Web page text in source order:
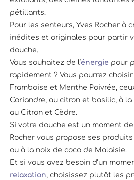
pétillants.
Pour les senteurs, Yves Rocher à
inédites et originales pour partir
douche.
Vous souhaitez de l’énergie pour
rapidement ? Vous pourrez
Framboise et Menthe Poivrée,
Coriandre, au citron et basilic, à
au Citron et Cèdre.
Si votre douche est un moment de
Rocher vous propose ses
ou à la noix de coco de Malaisie.
Et si vous avez besoin d’un
relaxation, choisissez plutôt les